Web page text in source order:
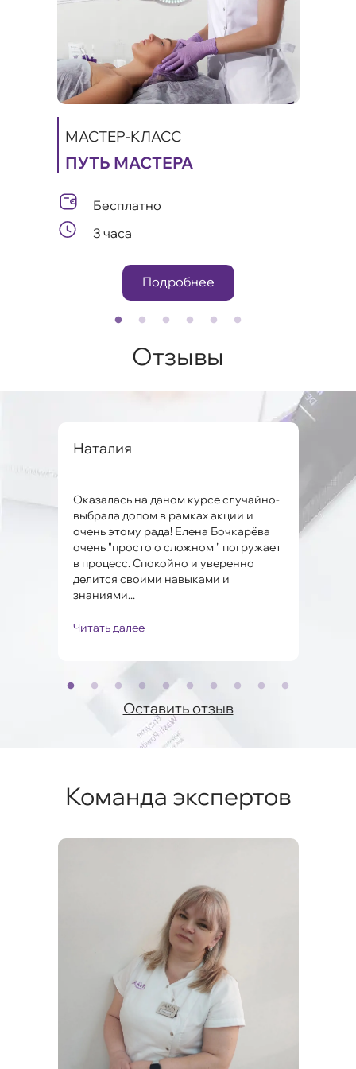
МАСТЕР-КЛАСС
ПУТЬ МАСТЕРА
Бесплатно
3 часа
Подробнее
Отзывы
Наталия
Оказалась на даном курсе случайно-
выбрала допом в рамках акции и
очень этому рада! Елена Бочкарёва
очень "просто о сложном " погружает
в процесс. Спокойно и уверенно
делится своими навыками и
знаниями...
Читать далее
Оставить отзыв
Команда экспертов